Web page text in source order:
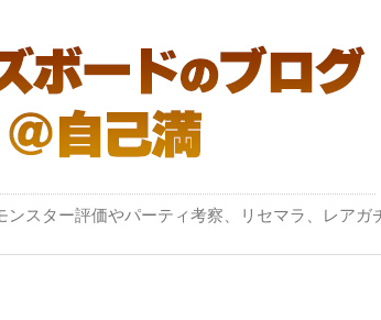
スター評価やパーティ考察、リセマラ、レア